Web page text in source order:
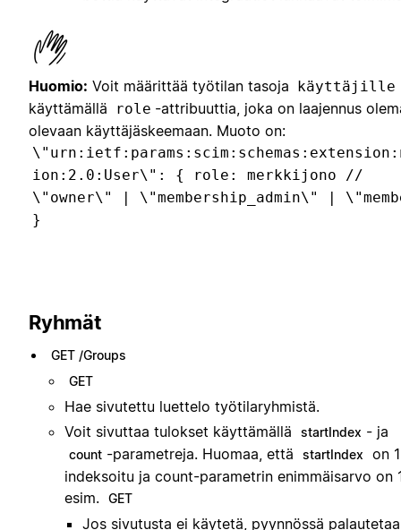
Huomio: Voit määrittää työtilan tasoja käyttäjille
käyttämällä role -attribuuttia, joka on laajennus
olevaan käyttäjäskeemaan. Muoto on:
ion:2.0:User\": { role: merkkijono //
\"owner\" | \"membership_admin\" |
}
Ryhmät
GET /Groups
GET
Hae sivutettu luettelo työtilaryhmistä.
Voit sivuttaa tulokset käyttämällä
startIndex - ja
count -parametreja. Huomaa, että startIndex
on
indeksoitu ja count-parametrin enimmäisarvo on
esim. GET
Jos sivutusta ei käytetä, pyynnössä